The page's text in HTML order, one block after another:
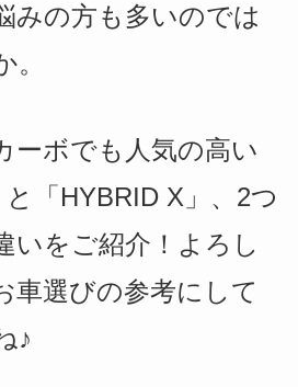
みの方も多いのでは
ーボでも人気の高い
と「HYBRID X」、2つ
いをご紹介！よろし
車選びの参考にして
♪